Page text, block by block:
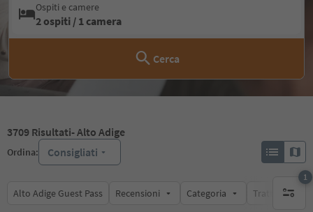
Ospiti e camere
2 ospiti / 1 camera
Cerca
3709 Risultati- Alto Adige
Ordina: Consigliati
Alto Adige Guest Pass Recensioni Categoria Trattamento
1
1 filtro